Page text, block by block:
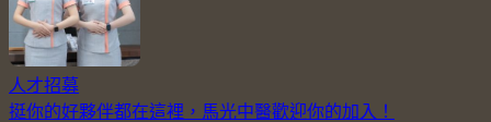
人才招募
挺你的好夥伴都在這裡，馬光中醫歡迎你的加入！